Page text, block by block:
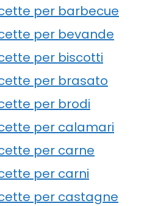
per barbecue
per bevande
per biscotti
per brasato
per brodi
per calamari
per carne
per carni
per castagne